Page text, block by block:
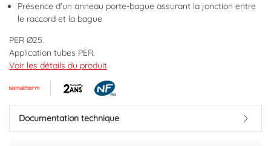
Présence d'un anneau porte-bague assurant la jonction entre
le raccord et la bague
PER Ø25.
Application tubes PER.
Douille de sertissage en acier inoxydable résistant à la corrosion.
Fenêtre de contrôle pour s'assurer du positionnement du tube.
Anneau porte bague garantissant la liaison raccord laiton-bague
inox.
Rapidité de montage et positionnement optimal de la matrice au
moment du sertissage grâce à une butée.
Voir les détails du produit
Documentation technique